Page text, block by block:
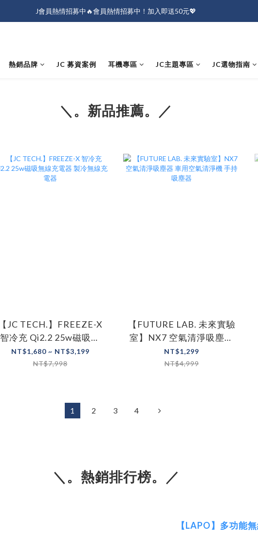
J會員熱情招募中🔥會員熱情招募中！加入即送50元💖
J會員熱情招募中🔥會員熱情招募中！加入即送50元💖
熱銷品牌 JC 募資案例 耳機專區 JC主題專區 JC選物指南
＼。新品推薦。／
【JC TECH.】FREEZE-X
智冷充 Qi2.2 25w磁吸無
線充電器 製冷無線充電器
NT$1,680 ~ NT$3,199
NT$7,998
【FUTURE LAB. 未來實驗
室】NX7 空氣清淨吸塵器
車用空氣清淨機 手持吸塵
器
NT$1,299
NT$4,999
1 2 3 4
＼。熱銷排行榜。／
【LAPO】多功能